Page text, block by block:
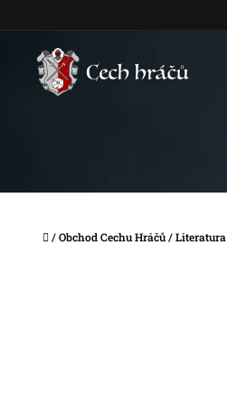
Domů
/Obchod Cechu Hráčů/Literatura